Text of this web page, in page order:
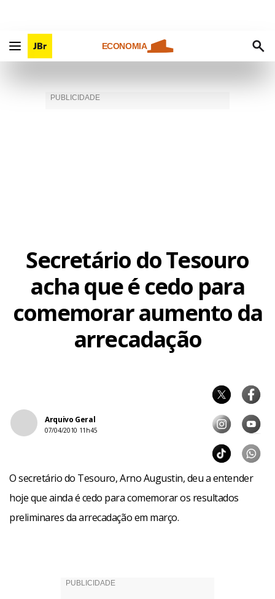
ECONOMIA
Secretário do Tesouro
acha que é cedo para
comemorar aumento da
arrecadação
Arquivo Geral
07/04/2010 11h45
O secretário do Tesouro, Arno Augustin, deu a entender
hoje que ainda é cedo para comemorar os resultados
preliminares da arrecadação em março.